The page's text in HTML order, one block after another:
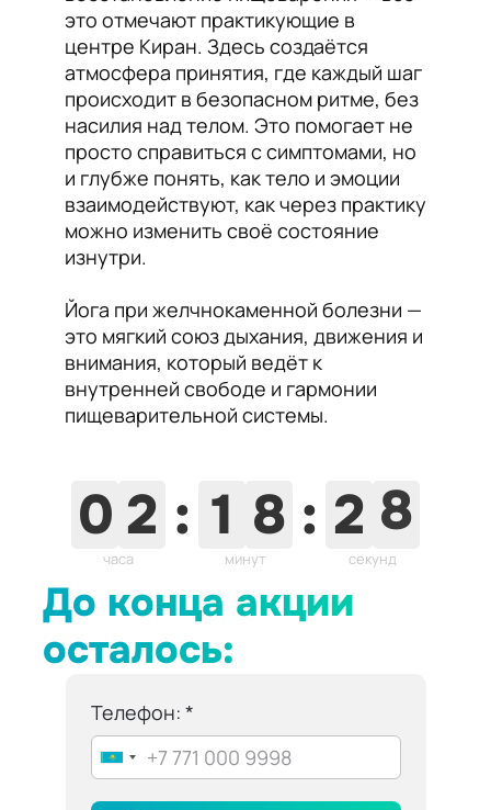
это отмечают практикующие в
центре Киран. Здесь создаётся
атмосфера принятия, где каждый шаг
происходит в безопасном ритме, без
насилия над телом. Это помогает не
просто справиться с симптомами, но
и глубже понять, как тело и эмоции
взаимодействуют, как через практику
можно изменить своё состояние
изнутри.
Йога при желчнокаменной болезни —
это мягкий союз дыхания, движения и
внимания, который ведёт к
внутренней свободе и гармонии
пищеварительной системы.
0 2 :
часа
1 8 :
минут
2 7
секунд
До конца акции
осталось:
Телефон: